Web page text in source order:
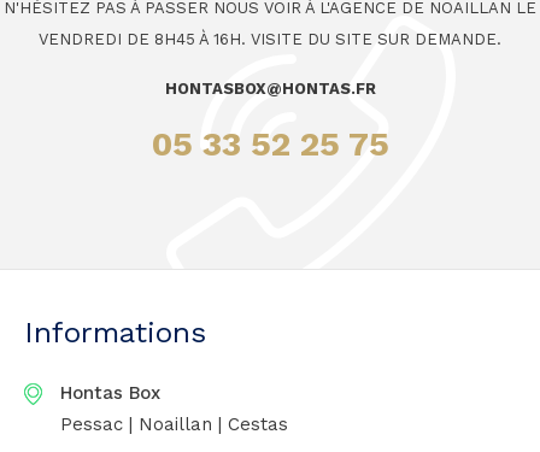
N'HÉSITEZ PAS À PASSER NOUS VOIR À L'AGENCE DE NOAILLAN LE
VENDREDI DE 8H45 À 16H. VISITE DU SITE SUR DEMANDE.
HONTASBOX@HONTAS.FR
05 33 52 25 75
Informations
Hontas Box
Pessac | Noaillan | Cestas